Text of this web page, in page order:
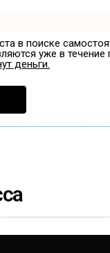
в поиске
уже в
деньги.